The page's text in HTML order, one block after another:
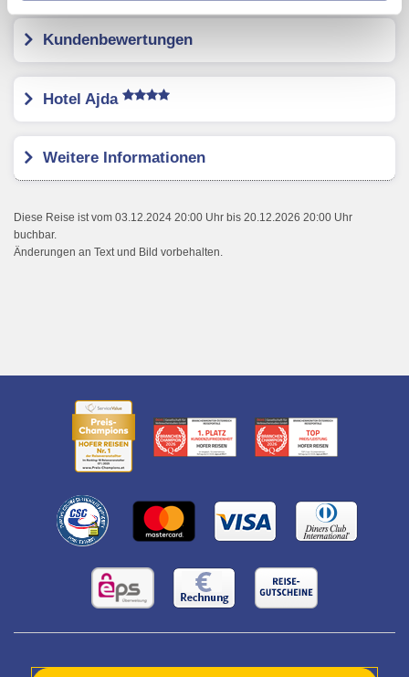
Verwendung der Cookies & Plugins auf unseren
Webseiten zu.
Kundenbewertungen
Hotel Ajda
Weitere Informationen
Diese Reise ist vom 03.12.2024 20:00 Uhr bis 20.12.2026 20:00 Uhr
buchbar.
Änderungen an Text und Bild vorbehalten.